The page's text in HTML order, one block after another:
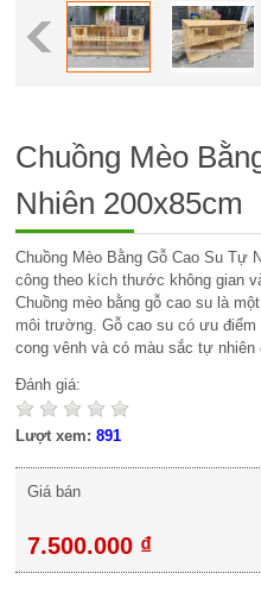
Chuồng Mèo
Nhiên 200x85cm
Chuồng Mèo Bằng Gỗ Cao Su Tự
công theo kích thước không gian
Chuồng mèo bằng gỗ cao su là
môi trường. Gỗ cao su có ưu
cong vênh và có màu sắc tự nhiên
Đánh giá:
Lượt xem:891
Giá bán
7.500.000 ₫